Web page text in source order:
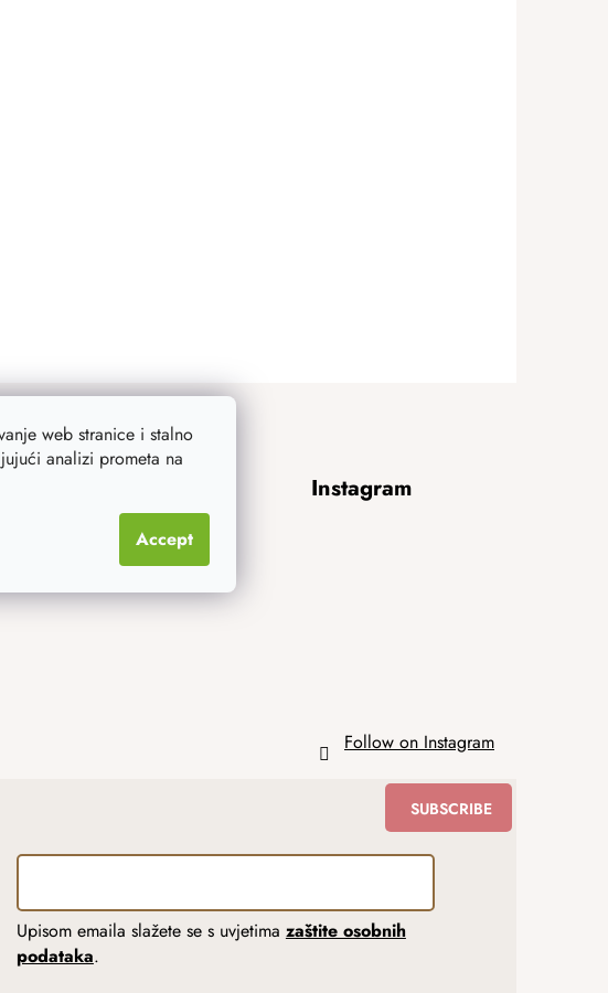
web stranice i stalno
analizi prometa na
Accept
Instagram
Follow on Instagram
Upisom emaila slažete se s uvjetima zaštite osobnih
podataka.
SUBSCRIBE